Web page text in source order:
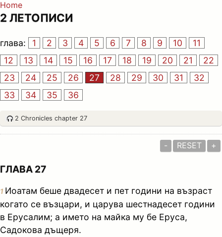
Home
2 ЛЕТОПИСИ
глава: 1 2 3 4 5 6 7 8 9 10
11
12
13 14 15 16 17 18 19 20 21
22
23
24 25 26 27 28 29 30 31
32
33
34 35 36
2 Chronicles chapter 27
- RESET +
ГЛАВА 27
1 Иоатам беше двадесет и пет години на възраст
когато се възцари, и царува шестнадесет години
в Ерусалим; а името на майка му бе Еруса,
Садокова дъщеря.